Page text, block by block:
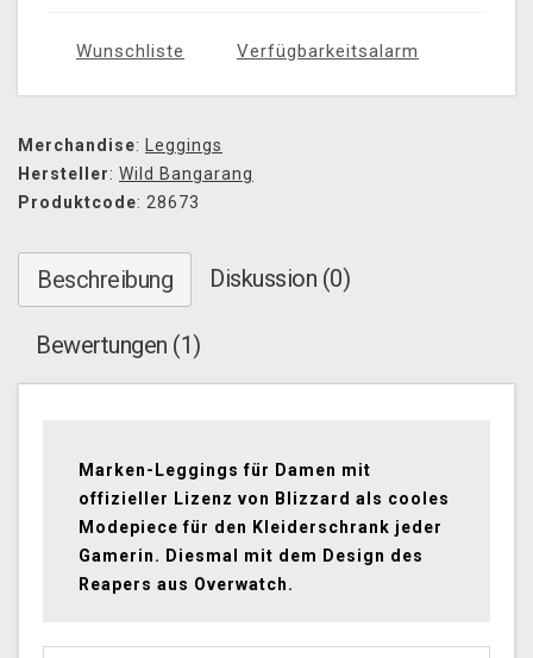
Wunschliste Verfügbarkeitsalarm
Merchandise: Leggings
Hersteller: Wild Bangarang
Produktcode: 28673
Beschreibung Diskussion (0)
Bewertungen (1)
Marken-Leggings für Damen mit
offizieller Lizenz von Blizzard als cooles
Modepiece für den Kleiderschrank jeder
Gamerin. Diesmal mit dem Design des
Reapers aus Overwatch.